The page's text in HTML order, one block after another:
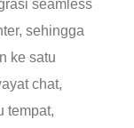
seamless
sehingga
ke satu
chat,
tempat,